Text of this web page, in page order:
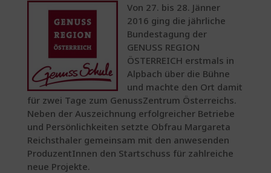
Von 27. bis 28. Jänner
2016 ging die jährliche
Bundestagung der
GENUSS REGION
ÖSTERREICH erstmals in
Alpbach über die Bühne
und machte den Ort damit
für zwei Tage zum GenussZentrum Österreichs.
Neben der Auszeichnung erfolgreicher Betriebe
und Persönlichkeiten setzte Obfrau Margareta
Reichsthaler gemeinsam mit den anwesenden
ProduzentInnen den Startschuss für zahlreiche
neue Projekte.